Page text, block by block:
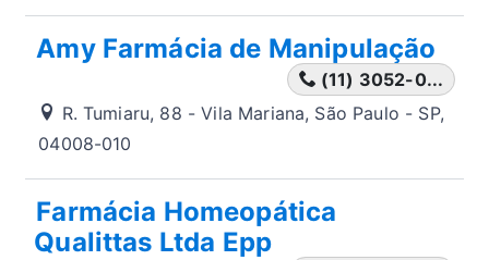
Amy Farmácia de Manipulação
(11) 3052-0...
R. Tumiaru, 88 - Vila Mariana, São Paulo - SP,
04008-010
Farmácia Homeopática
Qualittas Ltda Epp